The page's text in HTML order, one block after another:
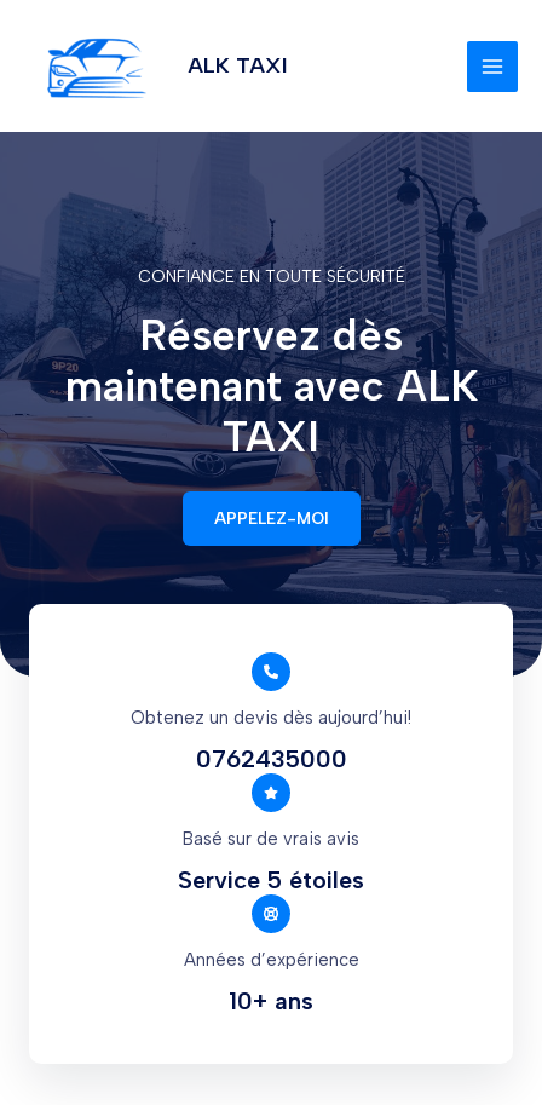
contenu
ALK TAXI
CONFIANCE EN TOUTE SÉCURITÉ
Réservez dès
maintenant avec ALK
TAXI
APPELEZ-MOI
Obtenez un devis dès aujourd’hui!
0762435000
Basé sur de vrais avis
Service 5 étoiles
Années d’expérience
10+ ans